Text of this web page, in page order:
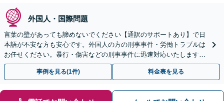
外国人・国際問題
言葉の壁があっても諦めないでください【通訳のサポートあり】で日
本語が不安な方も安心です。外国人の方の刑事事件・労働トラブルは
お任せください。暴行・傷害などの刑事事件に迅速対応いたします。
【事前予約で休日・夜間面談可】
事例を見る(1件) 料金表を見る